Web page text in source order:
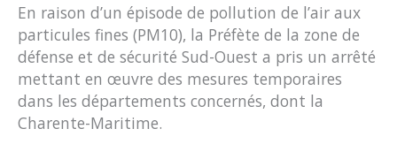
En raison d’un épisode de pollution de l’air aux
particules fines (PM10), la Préfète de la zone de
défense et de sécurité Sud-Ouest a pris un arrêté
mettant en œuvre des mesures temporaires
dans les départements concernés, dont la
Charente-Maritime.